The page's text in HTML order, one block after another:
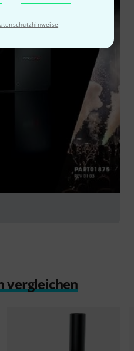
vergleichen